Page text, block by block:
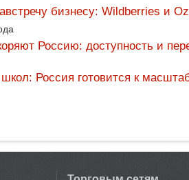
бизнесу: Wildberries и
Россию: доступность и
Россия готовится к